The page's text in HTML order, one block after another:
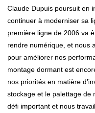
Claude Dupuis poursuit en
continuer à moderniser sa
première ligne de 2006 va
rendre numérique, et nous
pour améliorer nos
montage dormant est
nos priorités en matière
stockage et le palettage de
défi important et nous